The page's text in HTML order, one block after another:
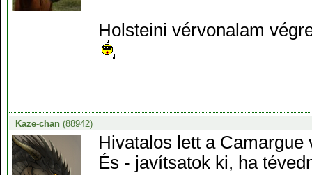
Holsteini vérvonalam
Kaze-chan(88942)
Hivatalos lett a
És - javítsatok ki, ha